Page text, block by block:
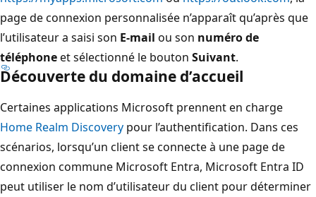
page de connexion personnalisée n’apparaît qu’après que
l’utilisateur a saisi son E-mail ou son numéro de
téléphoneet sélectionné le bouton Suivant.
Découverte du domaine d’accueil
Certaines applications Microsoft prennent en charge
Home Realm Discovery pour l’authentification. Dans ces
scénarios, lorsqu’un client se connecte à une page de
connexion commune Microsoft Entra, Microsoft Entra ID
peut utiliser le nom d’utilisateur du client pour déterminer